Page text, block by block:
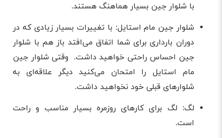
با شلوار جین بسیار هماهنگ هستند.
شلوار جین مام استایل: با تغییرات بسیار زیادی که در
دوران بارداری برای شما اتفاق می‌افتد باز هم با شلوار
جین احساس راحتی خواهید داشت. وقتی شلوار جین
مام استایل را امتحان می‌کنید دیگر علاقه‌ای به
شلوارهای قبلی خود نخواهید داشت.
لگ: لگ برای کارهای روزمره بسیار مناسب و راحت
است.